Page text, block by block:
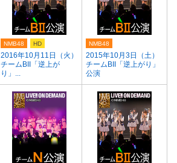
2016年10月11日（火）
チームBII「逆上が
り」...
NMB48 HD
2015年10月3日（土）
チームBII「逆上がり」
公演
NMB48